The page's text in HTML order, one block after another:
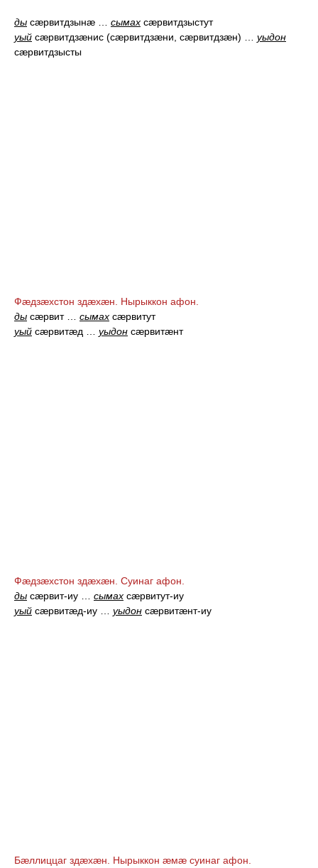
ды сæрвитдзынæ сымах сæрвитдзыстут
уый сæрвитдзæнис (сæрвитдзæни, сæрвитдзæн) … уыдон
сæрвитдзысты
Фæдзæхстон здæхæн. Нырыккон афон.
ды сæрвит… сымах сæрвитут
уый сæрвитæд уыдон сæрвитæнт
Фæдзæхстон здæхæн. Суинаг афон.
ды сæрвит-иу сымах сæрвитут-иу
уый сæрвитæд-иу уыдон сæрвитæнт-иу
Бæллиццаг здæхæн. Нырыккон æмæ суинаг афон.